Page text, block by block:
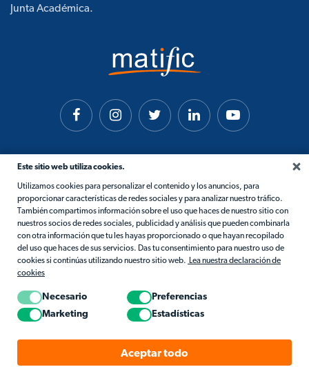
Este sitio web utiliza cookies.
Utilizamos cookies para personalizar el contenido y los anuncios, para
proporcionar características de redes sociales y para analizar nuestro tráfico.
También compartimos información sobre el uso que haces de nuestro sitio con
nuestros socios de redes sociales, publicidad y análisis que pueden combinarla
con otra información que tu les hayas proporcionado o que hayan recopilado
del uso que haces de sus servicios. Das tu consentimiento para nuestro uso de
cookies si continúas utilizando nuestro sitio web. Lea nuestra declaración de
cookies
Necesario
Preferencias
Marketing
Estadísticas
Aceptar todo
Junta Académica.
Términos Política De Cookies